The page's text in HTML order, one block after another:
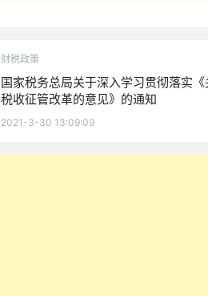
财税政策
国家税务总局关于深入学习贯彻落实
税收征管改革的意见》的通知
2021-3-30 13:09:09